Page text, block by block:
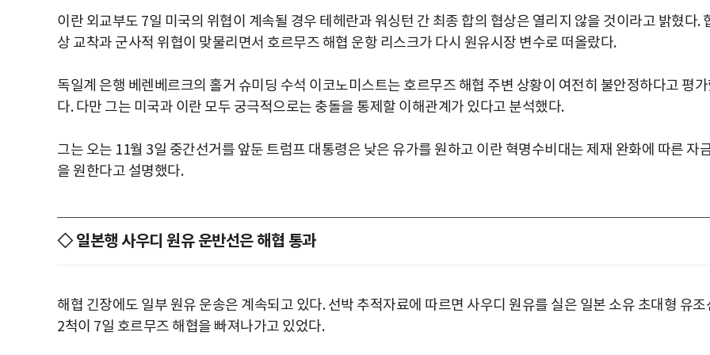
이란 외교부도 7일 미국의 위협이 계속될 경우 테헤란과 워싱턴 간 최종 합의 협상은 열리지 않을 것이라고 밝혔다.
상 교착과 군사적 위협이 맞물리면서 호르무즈 해협 운항 리스크가 다시 원유시장 변수로 떠올랐다.
독일계 은행 베렌베르크의 홀거 슈미딩 수석 이코노미스트는 호르무즈 해협 주변 상황이 여전히 불안정하다고 평
다. 다만 그는 미국과 이란 모두 궁극적으로는 충돌을 통제할 이해관계가 있다고 분석했다.
그는 오는 11월 3일 중간선거를 앞둔 트럼프 대통령은 낮은 유가를 원하고 이란 혁명수비대는 제재 완화에 따른 자
을 원한다고 설명했다.
◇ 일본행 사우디 원유 운반선은 해협 통과
해협 긴장에도 일부 원유 운송은 계속되고 있다. 선박 추적자료에 따르면 사우디 원유를 실은 일본 소유 초대형 유조
2척이 7일 호르무즈 해협을 빠져나가고 있었다.